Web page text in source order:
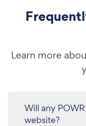
Learn more
Will any
website?